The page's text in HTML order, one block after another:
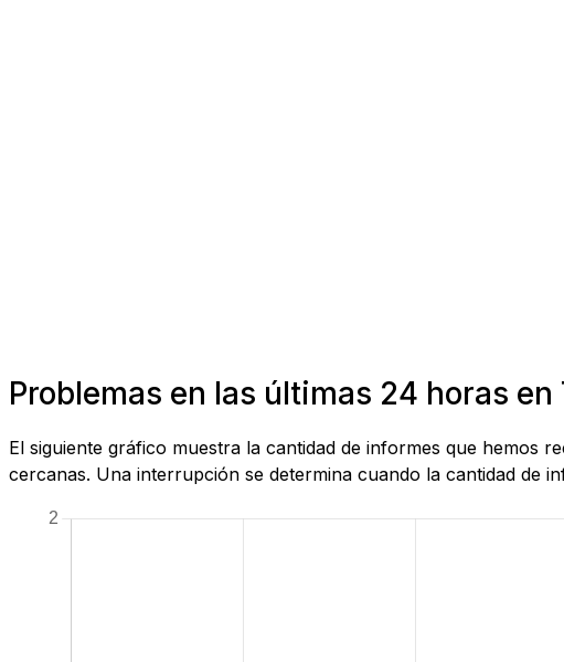
Problemas en las últimas 24 horas
El siguiente gráfico muestra la cantidad de informes que hemos
cercanas. Una interrupción se determina cuando la cantidad de